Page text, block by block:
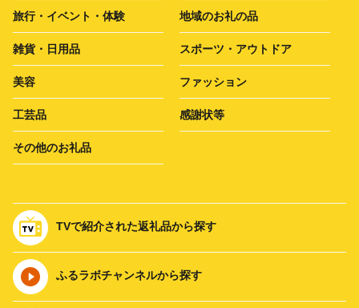
旅行・イベント・体験 地域のお礼の品
雑貨・日用品 スポーツ・アウトドア
美容 ファッション
工芸品 感謝状等
その他のお礼品
TVで紹介された返礼品から探す
ふるラボチャンネルから探す